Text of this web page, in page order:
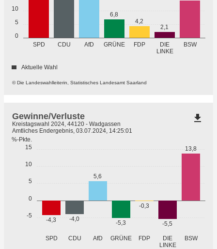
0
5
10
SPD CDU AfD GRÜNE FDP
DIE
LINKE
BSW
6,8
4,2
2,1
© Die Landeswahlleiterin, Statistisches Landesamt Saarland
Aktuelle Wahl
-5
0
5
10
15
%-Pkte.
SPD CDU AfD GRÜNE FDP
DIE
LINKE
BSW
-4,3 -4,0
5,6
-5,3
-0,3
-5,5
13,8
Gewinne/Verluste
Kreistagswahl 2024, 44120 - Wadgassen
Amtliches Endergebnis, 03.07.2024, 14:25:01
file_download